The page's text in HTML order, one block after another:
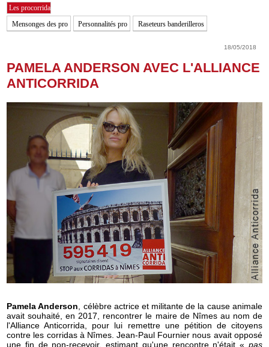
Les procorrida
Mensonges des pro Personnalités pro Raseteurs banderilleros
18/05/2018
PAMELA ANDERSON AVEC L'ALLIANCE
ANTICORRIDA
Pamela Anderson , célèbre actrice et militante de la cause animale
avait souhaité, en 2017, rencontrer le maire de Nîmes au nom de
l'Alliance Anticorrida, pour lui remettre une pétition de citoyens
contre les corridas à Nîmes. Jean-Paul Fournier nous avait opposé
une fin de non-recevoir, estimant qu'une rencontre n'était « pas